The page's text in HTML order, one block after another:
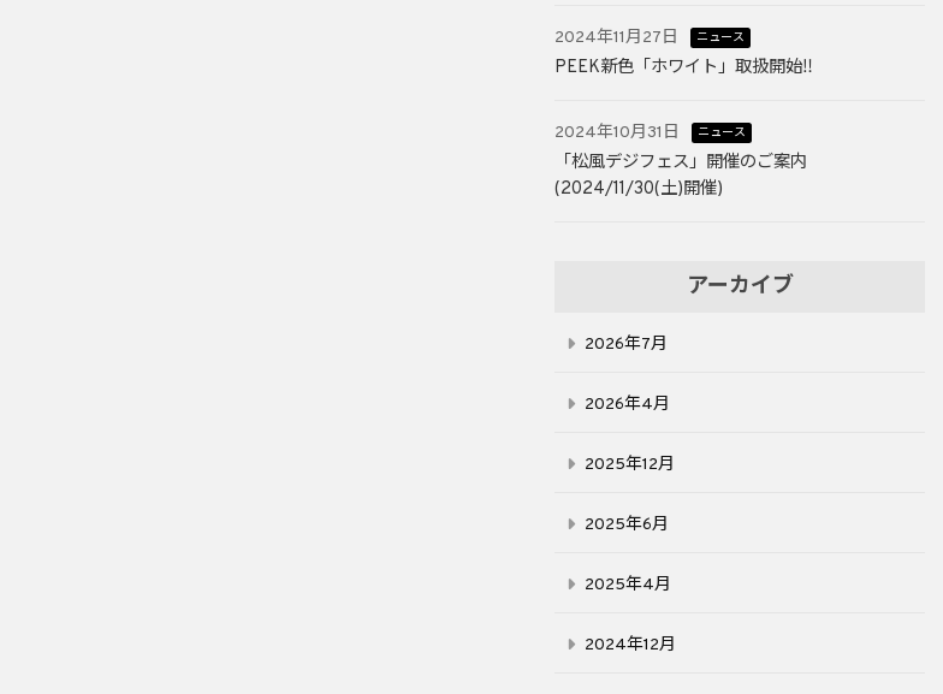
2024年11月27日 ニュース
PEEK新色「ホワイト」取扱開始‼
2024年10月31日 ニュース
「松風デジフェス」開催のご案内
(2024/11/30(土)開催)
アーカイブ
2026年7月
2026年4月
2025年12月
2025年6月
2025年4月
2024年12月